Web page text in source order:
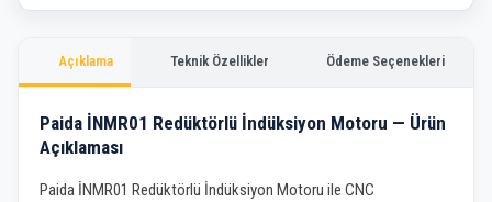
Açıklama Teknik Özellikler Ödeme Seçenekleri
Paida İNMR01 Redüktörlü İndüksiyon Motoru — Ürün
Açıklaması
Paida İNMR01 Redüktörlü İndüksiyon Motoru ile CNC